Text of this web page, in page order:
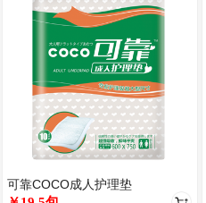
可靠COCO成人护理垫